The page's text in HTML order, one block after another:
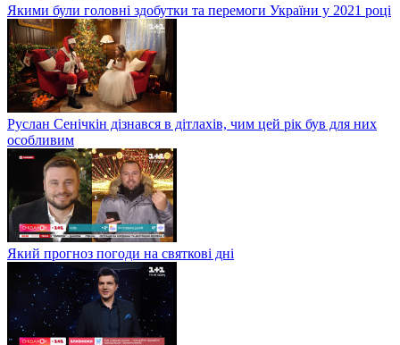
Якими були головні здобутки та перемоги України у 2021 році
Руслан Сенічкін дізнався в дітлахів, чим цей рік був для них
особливим
Який прогноз погоди на святкові дні